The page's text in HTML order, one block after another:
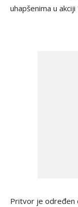
uhapšenima u akciji
Pritvor je određen